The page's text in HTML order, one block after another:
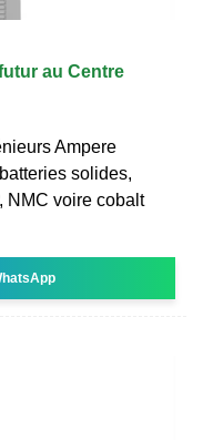
au Centre
Ampere
solides,
NMC voire cobalt